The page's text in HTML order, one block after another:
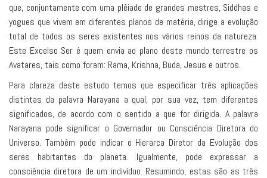
que, conjuntamente com uma plêiade de grandes mestres, Siddhas e
yogues que vivem em diferentes planos de matéria, dirige a evolução
total de todos os seres existentes nos vários reinos da natureza.
Este Excelso Ser é quem envia ao plano deste mundo terrestre os
Avatares, tais como foram: Rama, Krishna, Buda, Jesus e outros.
Para clareza deste estudo temos que especificar três aplicações
distintas da palavra Narayana a qual, por sua vez, tem diferentes
significados, de acordo com o sentido a que for dirigida. A palavra
Narayana pode significar o Governador ou Consciência Diretora do
Universo. Também pode indicar o Hierarca Diretor da Evolução dos
seres habitantes do planeta. Igualmente, pode expressar a
consciência diretora de um indivíduo. Resumindo, estas são as três